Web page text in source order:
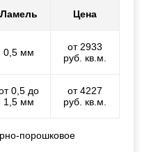
Ламель Цена
0,5 мм
от 2933
руб. кв.м.
0,5 до
1,5 мм
от 4227
руб. кв.м.
порошковое